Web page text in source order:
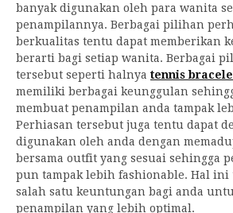
banyak digunakan oleh para wanita
penampilannya. Berbagai pilihan
berkualitas tentu dapat memberikan
berarti bagi setiap wanita. Berbagai
tersebut seperti halnya tennis
memiliki berbagai keunggulan
membuat penampilan anda tampak
Perhiasan tersebut juga tentu dapat
digunakan oleh anda dengan
bersama outfit yang sesuai sehingga
pun tampak lebih fashionable. Hal ini
salah satu keuntungan bagi anda
penampilan yang lebih optimal.